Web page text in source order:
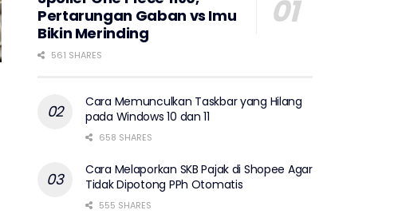
Pertarungan Gaban vs Imu
Bikin Merinding
561 SHARES
Cara Memunculkan Taskbar yang Hilang
pada Windows 10 dan 11
658 SHARES
Cara Melaporkan SKB Pajak di Shopee Agar
Tidak Dipotong PPh Otomatis
555 SHARES